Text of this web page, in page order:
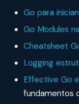
Go para
Go Modules
Cheatsheet
Logging
Effective Go
fundamentos